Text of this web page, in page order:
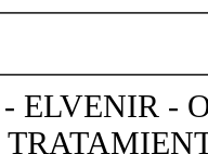
ELVENIR -